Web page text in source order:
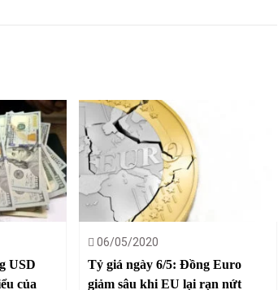
USD
của
06/05/2020
Tỷ giá ngày 6/5: Đồng Euro
giảm sâu khi EU lại rạn nứt